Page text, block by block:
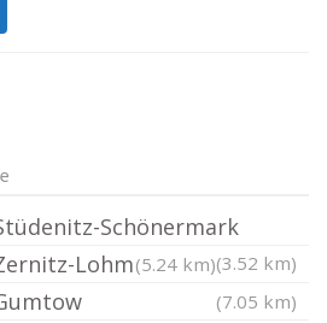
Schönermark
(3.52 km)
Lohm(5.24 km)
(7.05 km)